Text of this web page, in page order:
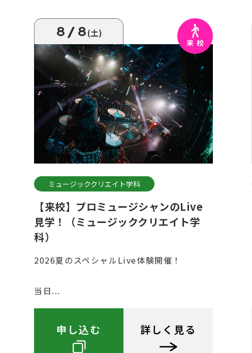
8/8(土)
ミュージッククリエイト学科
【来校】プロミュージシャンのLive
見学！（ミュージッククリエイト学
科）
2026夏のスペシャルLive体験開催！
当日...
申し込む 詳しく見る